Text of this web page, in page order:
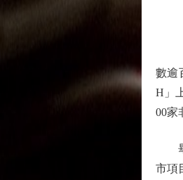
【
數逾
H」
00家
畢
市項